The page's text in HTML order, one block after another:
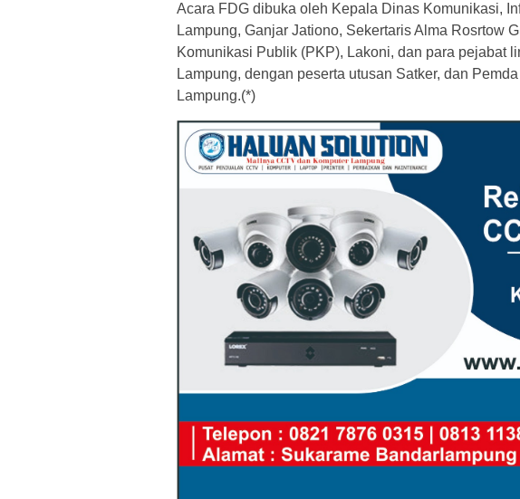
Acara FDG dibuka oleh Kepala Dinas Komunikasi,
Lampung, Ganjar Jationo, Sekertaris Alma Rosrtow
Komunikasi Publik (PKP), Lakoni, dan para pejabat
Lampung, dengan peserta utusan Satker, dan
Lampung.(*)